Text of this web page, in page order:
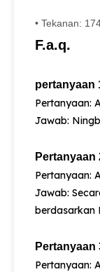
• Tekanan:
F.a.q.
pertanyaan
Pertanyaan:
Jawab:
Pertanyaan
Pertanyaan:
Jawab:
berdasarkan
Pertanyaan
Pertanyaan: